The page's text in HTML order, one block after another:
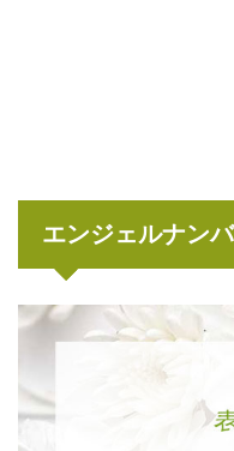
エンジェルナン